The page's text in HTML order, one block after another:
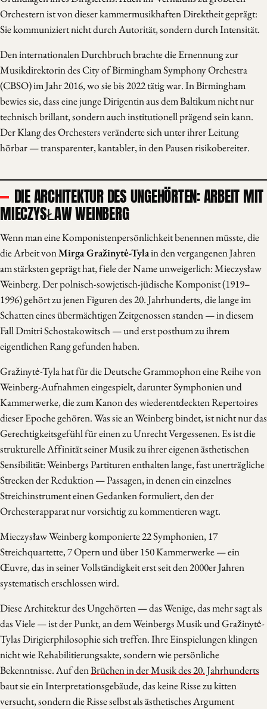
Orchestern ist von dieser kammermusikhaften Direktheit geprägt:
Sie kommuniziert nicht durch Autorität, sondern durch Intensität.
Den internationalen Durchbruch brachte die Ernennung zur
Musikdirektorin des City of Birmingham Symphony Orchestra
(CBSO) im Jahr 2016, wo sie bis 2022 tätig war. In Birmingham
bewies sie, dass eine junge Dirigentin aus dem Baltikum nicht nur
technisch brillant, sondern auch institutionell prägend sein kann.
Der Klang des Orchesters veränderte sich unter ihrer Leitung
hörbar — transparenter, kantabler, in den Pausen risikobereiter.
DIE ARCHITEKTUR DES UNGEHÖRTEN: ARBEIT MIT
MIECZYSŁAW WEINBERG
Wenn man eine Komponistenpersönlichkeit benennen müsste, die
die Arbeit vonMirga Gražinytė-Tylain den vergangenen Jahren
am stärksten geprägt hat, fiele der Name unweigerlich: Mieczysław
Weinberg. Der polnisch-sowjetisch-jüdische Komponist (1919–
1996) gehört zu jenen Figuren des 20. Jahrhunderts, die lange im
Schatten eines übermächtigen Zeitgenossen standen — in diesem
Fall Dmitri Schostakowitsch — und erst posthum zu ihrem
eigentlichen Rang gefunden haben.
Gražinytė-Tyla hat für die Deutsche Grammophon eine Reihe von
Weinberg-Aufnahmen eingespielt, darunter Symphonien und
Kammerwerke, die zum Kanon des wiederentdeckten Repertoires
dieser Epoche gehören. Was sie an Weinberg bindet, ist nicht nur das
Gerechtigkeitsgefühl für einen zu Unrecht Vergessenen. Es ist die
strukturelle Affinität seiner Musik zu ihrer eigenen ästhetischen
Sensibilität: Weinbergs Partituren enthalten lange, fast unerträgliche
Strecken der Reduktion — Passagen, in denen ein einzelnes
Streichinstrument einen Gedanken formuliert, den der
Orchesterapparat nur vorsichtig zu kommentieren wagt.
Mieczysław Weinberg komponierte 22 Symphonien, 17
Streichquartette, 7 Opern und über 150 Kammerwerke — ein
Œuvre, das in seiner Vollständigkeit erst seit den 2000er Jahren
systematisch erschlossen wird.
Diese Architektur des Ungehörten — das Wenige, das mehr sagt als
das Viele — ist der Punkt, an dem Weinbergs Musik und Gražinytė-
Tylas Dirigierphilosophie sich treffen. Ihre Einspielungen klingen
nicht wie Rehabilitierungsakte, sondern wie persönliche
Bekenntnisse. Auf denBrüchen in der Musik des 20. Jahrhunderts
baut sie ein Interpretationsgebäude, das keine Risse zu kitten
versucht, sondern die Risse selbst als ästhetisches Argument